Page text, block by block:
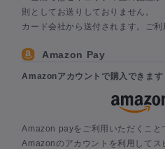
則としてお送りしておりません。
カード会社から送付されます。ご利
Amazon Pay
Amazonアカウントで購入できます
Amazon payをご利用いただくこと
Amazonのアカウントを利用してス